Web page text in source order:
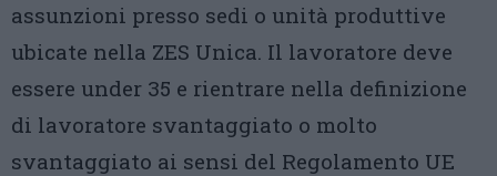
assunzioni presso sedi o unità produttive
ubicate nella ZES Unica. Il lavoratore deve
essere under 35 e rientrare nella definizione
di lavoratore svantaggiato o molto
svantaggiato ai sensi del Regolamento UE